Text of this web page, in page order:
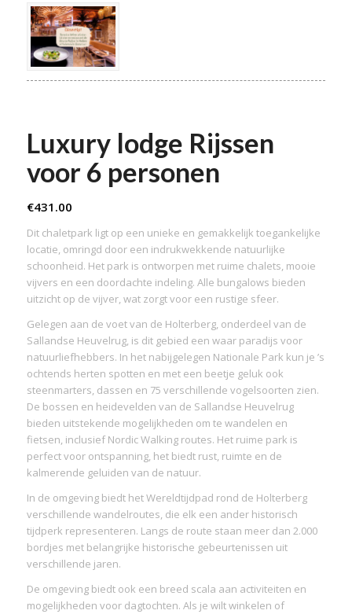
Luxury lodge Rijssen
voor 6 personen
€431.00
Dit chaletpark ligt op een unieke en gemakkelijk toegankelijke
locatie, omringd door een indrukwekkende natuurlijke
schoonheid. Het park is ontworpen met ruime chalets, mooie
vijvers en een doordachte indeling. Alle bungalows bieden
uitzicht op de vijver, wat zorgt voor een rustige sfeer.
Gelegen aan de voet van de Holterberg, onderdeel van de
Sallandse Heuvelrug, is dit gebied een waar paradijs voor
natuurliefhebbers. In het nabijgelegen Nationale Park kun je ’s
ochtends herten spotten en met een beetje geluk ook
steenmarters, dassen en 75 verschillende vogelsoorten zien.
De bossen en heidevelden van de Sallandse Heuvelrug
bieden uitstekende mogelijkheden om te wandelen en
fietsen, inclusief Nordic Walking routes. Het ruime park is
perfect voor ontspanning, het biedt rust, ruimte en de
kalmerende geluiden van de natuur.
In de omgeving biedt het Wereldtijdpad rond de Holterberg
verschillende wandelroutes, die elk een ander historisch
tijdperk representeren. Langs de route staan meer dan 2.000
bordjes met belangrijke historische gebeurtenissen uit
verschillende jaren.
De omgeving biedt ook een breed scala aan activiteiten en
mogelijkheden voor dagtochten. Als je wilt winkelen of